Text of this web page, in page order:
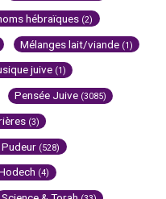
hébraïques (2)
Mélanges lait/viande (1)
juive (1)
Pensée Juive (3085)
(3)
(528)
(4)